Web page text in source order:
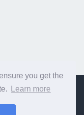
you get the
Learn more